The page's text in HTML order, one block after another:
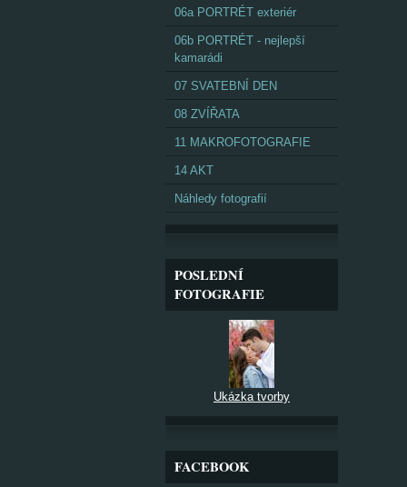
06a PORTRÉT exteriér
06b PORTRÉT - nejlepší
kamarádi
07 SVATEBNÍ DEN
08 ZVÍŘATA
11 MAKROFOTOGRAFIE
14 AKT
Náhledy fotografií
POSLEDNÍ
FOTOGRAFIE
Ukázka tvorby
FACEBOOK